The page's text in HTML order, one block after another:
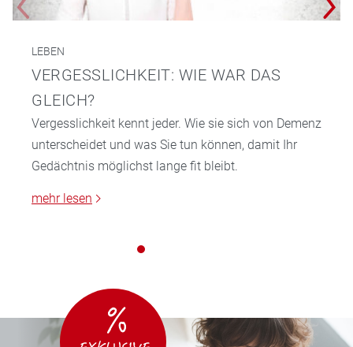
LEBEN
VERGESSLICHKEIT: WIE WAR DAS
GLEICH?
Vergesslichkeit kennt jeder. Wie sie sich von Demenz
unterscheidet und was Sie tun können, damit Ihr
Gedächtnis möglichst lange fit bleibt.
mehr lesen